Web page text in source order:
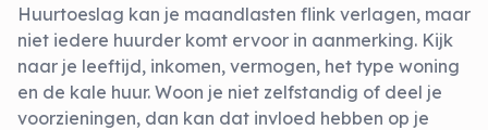
Huurtoeslag kan je maandlasten flink verlagen, maar
niet iedere huurder komt ervoor in aanmerking. Kijk
naar je leeftijd, inkomen, vermogen, het type woning
en de kale huur. Woon je niet zelfstandig of deel je
voorzieningen, dan kan dat invloed hebben op je